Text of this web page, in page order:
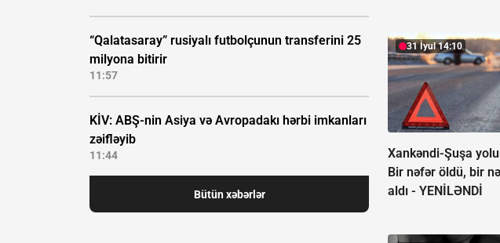
“Qalatasaray” rusiyalı futbolçunun transferini 25
milyona bitirir
11:57
KİV: ABŞ-nin Asiya və Avropadakı hərbi imkanları
zəifləyib
11:44
Bütün xəbərlər
31 İyul 14:10
Xankəndi-Şuşa
Bir nəfər öldü, bir
aldı - YENİLƏNDİ